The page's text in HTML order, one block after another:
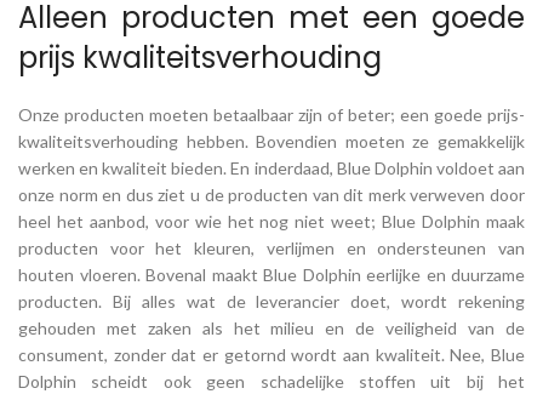
Alleen producten met een goede
prijs kwaliteitsverhouding
Onze producten moeten betaalbaar zijn of beter; een goede prijs-
kwaliteitsverhouding hebben. Bovendien moeten ze gemakkelijk
werken en kwaliteit bieden. En inderdaad, Blue Dolphin voldoet aan
onze norm en dus ziet u de producten van dit merk verweven door
heel het aanbod, voor wie het nog niet weet; Blue Dolphin maak
producten voor het kleuren, verlijmen en ondersteunen van
houten vloeren. Bovenal maakt Blue Dolphin eerlijke en duurzame
producten. Bij alles wat de leverancier doet, wordt rekening
gehouden met zaken als het milieu en de veiligheid van de
consument, zonder dat er getornd wordt aan kwaliteit. Nee, Blue
Dolphin scheidt ook geen schadelijke stoffen uit bij het